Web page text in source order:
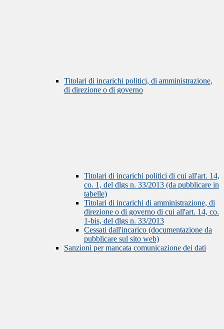
Titolari di incarichi politici, di amministrazione,
di direzione o di governo
Titolari di incarichi politici di cui all'art. 14,
co. 1, del dlgs n. 33/2013 (da pubblicare in
tabelle)
Titolari di incarichi di amministrazione, di
direzione o di governo di cui all'art. 14, co.
1-bis, del dlgs n. 33/2013
Cessati dall'incarico (documentazione da
pubblicare sul sito web)
Sanzioni per mancata comunicazione dei dati